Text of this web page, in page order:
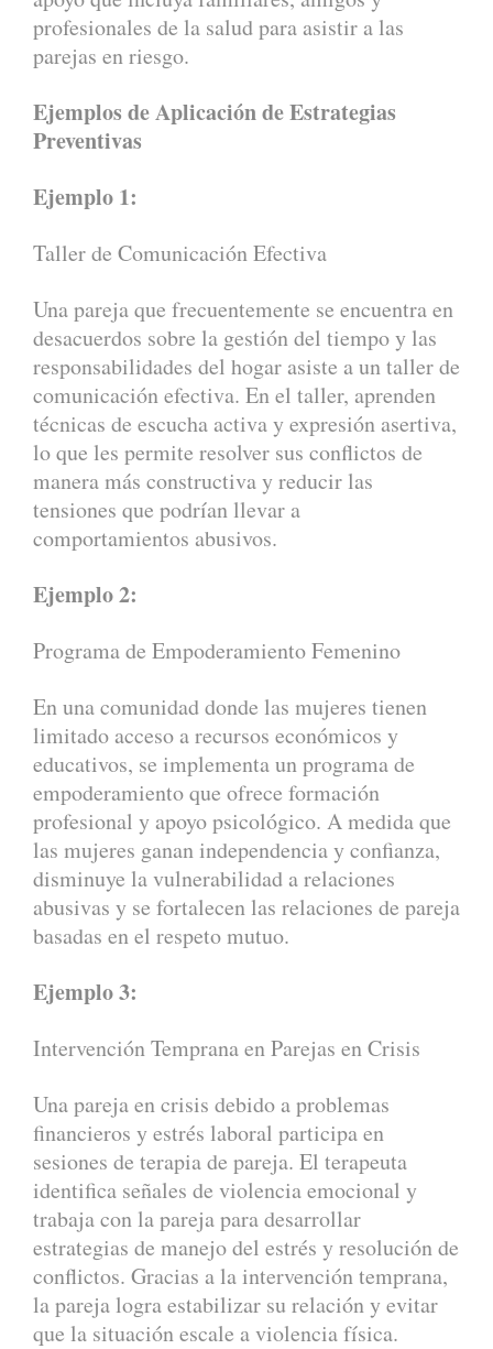
profesionales de la salud para asistir a las
parejas en riesgo.
Ejemplos de Aplicación de Estrategias
Preventivas
Ejemplo 1:
Taller de Comunicación Efectiva
Una pareja que frecuentemente se encuentra en
desacuerdos sobre la gestión del tiempo y las
responsabilidades del hogar asiste a un taller de
comunicación efectiva. En el taller, aprenden
técnicas de escucha activa y expresión asertiva,
lo que les permite resolver sus conflictos de
manera más constructiva y reducir las
tensiones que podrían llevar a
comportamientos abusivos.
Ejemplo 2:
Programa de Empoderamiento Femenino
En una comunidad donde las mujeres tienen
limitado acceso a recursos económicos y
educativos, se implementa un programa de
empoderamiento que ofrece formación
profesional y apoyo psicológico. A medida que
las mujeres ganan independencia y confianza,
disminuye la vulnerabilidad a relaciones
abusivas y se fortalecen las relaciones de pareja
basadas en el respeto mutuo.
Ejemplo 3:
Intervención Temprana en Parejas en Crisis
Una pareja en crisis debido a problemas
financieros y estrés laboral participa en
sesiones de terapia de pareja. El terapeuta
identifica señales de violencia emocional y
trabaja con la pareja para desarrollar
estrategias de manejo del estrés y resolución de
conflictos. Gracias a la intervención temprana,
la pareja logra estabilizar su relación y evitar
que la situación escale a violencia física.